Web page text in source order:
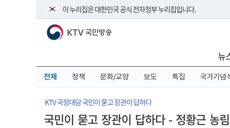
이 누리집은 대한민국 공식 전자정부 누리집입니다.
공식 누리집 주소 확인하기
이밖에 or.kr 또는 .kr등 다른 도메인 주소를 사용하고 있다면 아
KTV 국민방송
뉴
전체 정책 문화/교양 보도 특집 국가기념
KTV 국정대담 국민이 묻고 장관이 답하다
국민이 묻고 장관이 답하다 - 정황근 농